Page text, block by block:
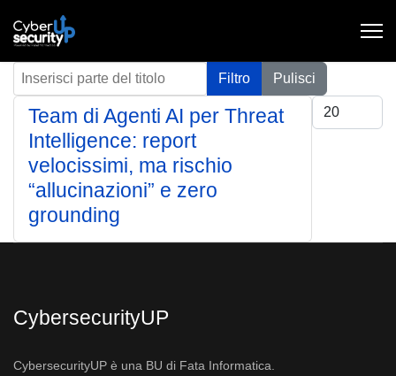
Inserisci parte del titolo Filtro
Pulisci
Visualizza #
Team di Agenti AI per Threat
Intelligence: report
velocissimi, ma rischio
“allucinazioni” e zero
grounding
CybersecurityUP
CybersecurityUP è una BU di Fata Informatica.